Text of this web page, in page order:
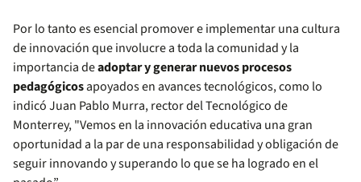
Por lo tanto es esencial promover e implementar una cultura
de innovación que involucre a toda la comunidad y la
importancia deadoptar y generar nuevos procesos
pedagógicosapoyados en avances tecnológicos, como lo
indicó Juan Pablo Murra, rector del Tecnológico de
Monterrey, "Vemos en la innovación educativa una gran
oportunidad a la par de una responsabilidad y obligación de
seguir innovando y superando lo que se ha logrado en el